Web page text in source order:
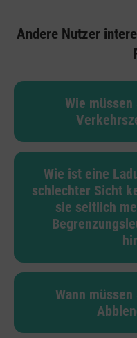
Andere Nutzer
Wie
Wie ist eine
schlechter Sicht
sie seitlich
Wann